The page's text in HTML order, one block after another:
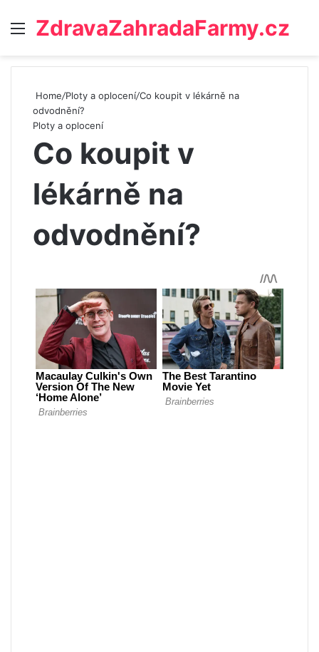
Menu
ZdravaZahradaFarmy.cz
Home/Ploty a oplocení/Co koupit v lékárně na
odvodnění?
Ploty a oplocení
Co koupit v
lékárně na
odvodnění?